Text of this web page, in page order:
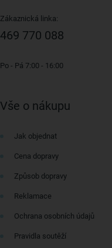
Zákaznická linka:
469 770 088
Po - Pá 7:00 - 16:00
Vše o nákupu
Jak objednat
Cena dopravy
Způsob dopravy
Reklamace
Ochrana osobních údajů
Pravidla soutěží